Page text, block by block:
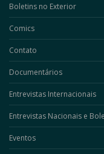
Boletins no Exterior
Comics
Contato
Documentários
Entrevistas Internacionais
Entrevistas Nacionais e
Eventos